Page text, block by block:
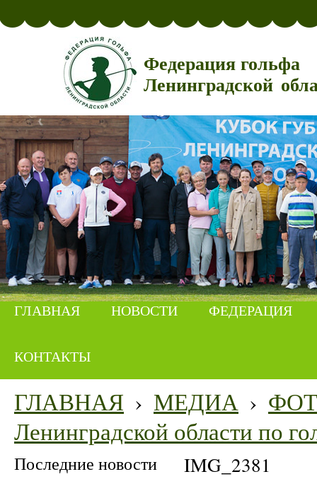
Федерация гольфа
Ленинградской
ГЛАВНАЯ НОВОСТИ ФЕДЕРАЦИЯ
КОНТАКТЫ
ГЛАВНАЯ › МЕДИА ›
Ленинградской области по
Последние новости IMG_2381